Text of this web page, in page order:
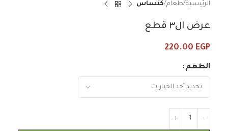
الرئيسية طعام كنساس
عرض ال٣ قطع
220.00 EGP
الطعم